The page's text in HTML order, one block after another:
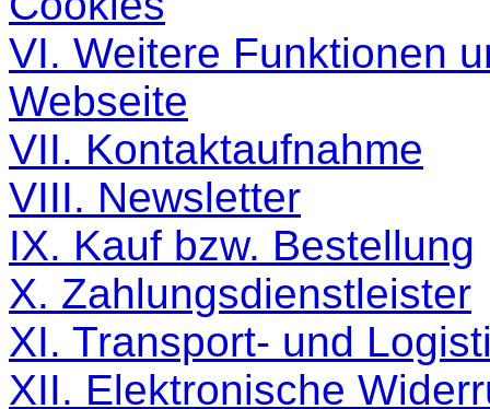
VI. Weitere Funktionen
Webseite
VII. Kontaktaufnahme
VIII. Newsletter
IX. Kauf bzw. Bestellung
X. Zahlungsdienstleister
XI. Transport- und
XII. Elektronische